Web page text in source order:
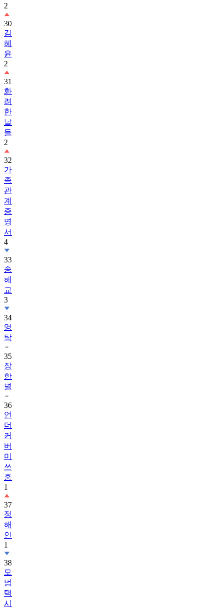
30
김
혜
윤
2
31
화
려
한
날
들
2
32
가
족
관
계
증
명
서
4
33
송
혜
교
3
34
영
탁
35
장
한
별
36
언
더
커
버
미
쓰
홍
1
37
정
해
인
1
38
모
범
택
시
31